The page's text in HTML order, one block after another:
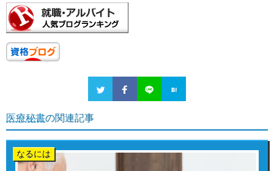
医療秘書の関連記事
なるには